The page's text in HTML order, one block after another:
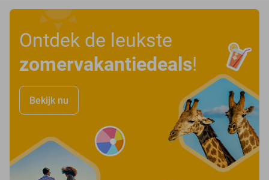
Ontdek de leukste
zomervakantiedeals!
Bekijk nu